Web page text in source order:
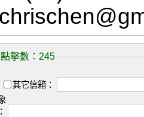
擊數：245
其它信箱：